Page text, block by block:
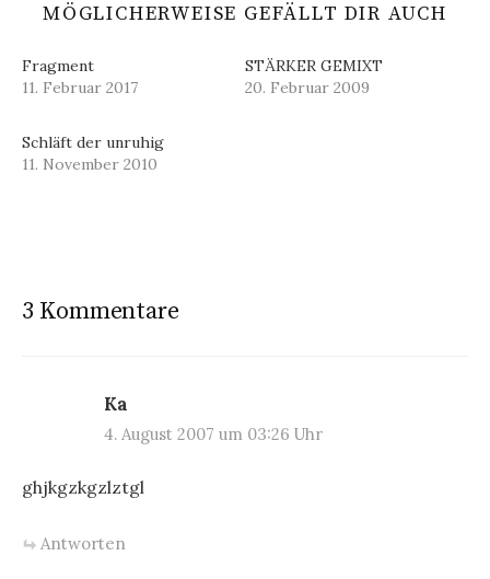
MÖGLICHERWEISE GEFÄLLT DIR AUCH
Fragment
11. Februar 2017
STÄRKER GEMIXT
20. Februar 2009
Schläft der unruhig
11. November 2010
3 Kommentare
Ka
4. August 2007 um 03:26 Uhr
ghjkgzkgzlztgl
Antworten